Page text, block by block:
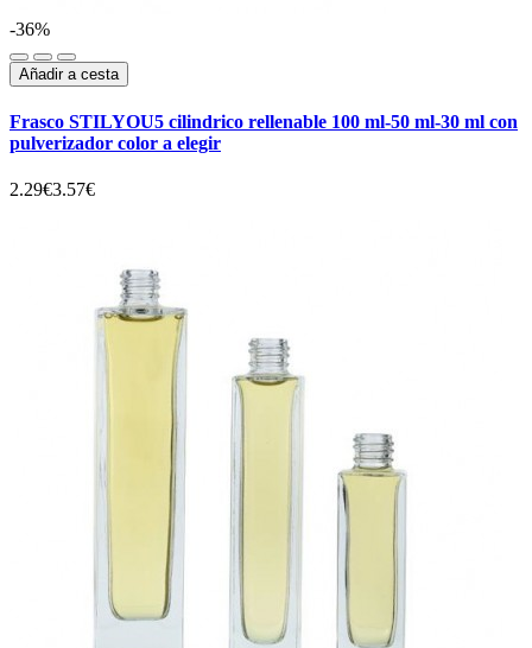
-36%
Añadir a cesta
Frasco STILYOU5 cilindrico rellenable 100 ml-50 ml-30 ml con
pulverizador color a elegir
2.29€3.57€